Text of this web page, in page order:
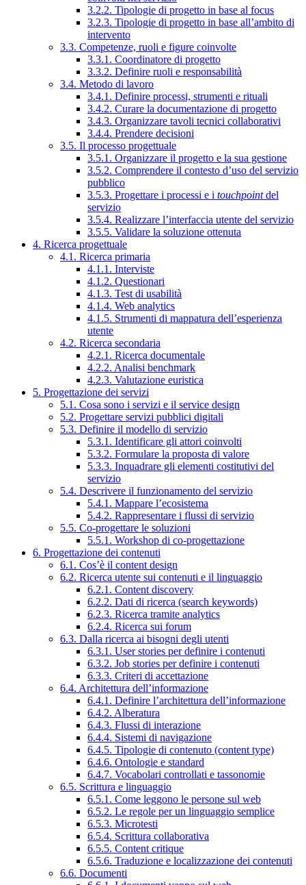
3.2.2. Tipologie di progetto in base al focus
3.2.3. Tipologie di progetto in base all’ambito di
intervento
3.3. Competenze, ruoli e figure coinvolte
3.3.1. Coordinatore di progetto
3.3.2. Definire ruoli e responsabilità
3.4. Metodo di lavoro
3.4.1. Definire processi, strumenti e rituali
3.4.2. Curare la documentazione di progetto
3.4.3. Organizzare tavoli tecnici collaborativi
3.4.4. Prendere decisioni
3.5. Il processo progettuale
3.5.1. Organizzare il progetto e la sua gestione
3.5.2. Comprendere il contesto d’uso del servizio
pubblico
3.5.3. Progettare i processi e i touchpointdel
servizio
3.5.4. Realizzare l’interfaccia utente del servizio
3.5.5. Validare la soluzione ottenuta
4. Ricerca progettuale
4.1. Ricerca primaria
4.1.1. Interviste
4.1.2. Questionari
4.1.3. Test di usabilità
4.1.4. Web analytics
4.1.5. Strumenti di mappatura dell’esperienza
utente
4.2. Ricerca secondaria
4.2.1. Ricerca documentale
4.2.2. Analisi benchmark
4.2.3. Valutazione euristica
5. Progettazione dei servizi
5.1. Cosa sono i servizi e il service design
5.2. Progettare servizi pubblici digitali
5.3. Definire il modello di servizio
5.3.1. Identificare gli attori coinvolti
5.3.2. Formulare la proposta di valore
5.3.3. Inquadrare gli elementi costitutivi del
servizio
5.4. Descrivere il funzionamento del servizio
5.4.1. Mappare l’ecosistema
5.4.2. Rappresentare i flussi di servizio
5.5. Co-progettare le soluzioni
5.5.1. Workshop di co-progettazione
6. Progettazione dei contenuti
6.1. Cos’è il content design
6.2. Ricerca utente sui contenuti e il linguaggio
6.2.1. Content discovery
6.2.2. Dati di ricerca (search keywords)
6.2.3. Ricerca tramite analytics
6.2.4. Ricerca sui forum
6.3. Dalla ricerca ai bisogni degli utenti
6.3.1. User stories per definire i contenuti
6.3.2. Job stories per definire i contenuti
6.3.3. Criteri di accettazione
6.4. Architettura dell’informazione
6.4.1. Definire l’architettura dell’informazione
6.4.2. Alberatura
6.4.3. Flussi di interazione
6.4.4. Sistemi di navigazione
6.4.5. Tipologie di contenuto (content type)
6.4.6. Ontologie e standard
6.4.7. Vocabolari controllati e tassonomie
6.5. Scrittura e linguaggio
6.5.1. Come leggono le persone sul web
6.5.2. Le regole per un linguaggio semplice
6.5.3. Microtesti
6.5.4. Scrittura collaborativa
6.5.5. Content critique
6.5.6. Traduzione e localizzazione dei contenuti
6.6. Documenti